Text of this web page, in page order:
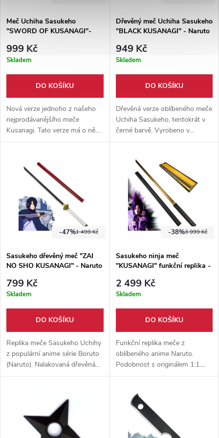
Meč Uchiha Sasukeho
"SWORD OF KUSANAGI"-
999 Kč
Skladem
DO KOŠÍKU
Nová verze jednoho z našeho
nejprodávanějšího meče
Kusanagi. Tato verze má o něco
jiné rozměry a čepel tohoto
najdeme na obou stranách
rukojeti. Přesto jej
nedoporučujeme používat pro
kontaktní šerm, či sekání.
Dřevěný meč Uchiha Sasukeho
"BLACK KUSANAGI" - Naruto
949 Kč
Skladem
DO KOŠÍKU
Dřevěná verze oblíbeného meče
Uchiha Sasukeho, tentokrát v
černé barvě. Vyrobeno v
kombinaci dřeva, laminátu a
festivaly.
1 499 Kč
-47%
Sasukeho dřevěný meč "ZAI
NO SHO KUSANAGI" - Naruto
799 Kč
Skladem
DO KOŠÍKU
Replika meče Sasukeho Uchihy
z populární anime série Boruto
(Naruto). Nalakovaná dřevěná
čepel. Pochva a záštita
plastu a rukojeť obmotaná bílou
tkaninou. Vhodné pro cosplay a
festivaly.
3 999 Kč
-38%
Sasukeho ninja meč
"KUSANAGI" funkční replika -
2 499 Kč
Skladem
DO KOŠÍKU
Funkční replika meče z
oblíbeného anime Naruto.
Podobnost s originálem 1:1.
Ostrá čepel z pevné oceli s
Součástí balení je dárkový box.